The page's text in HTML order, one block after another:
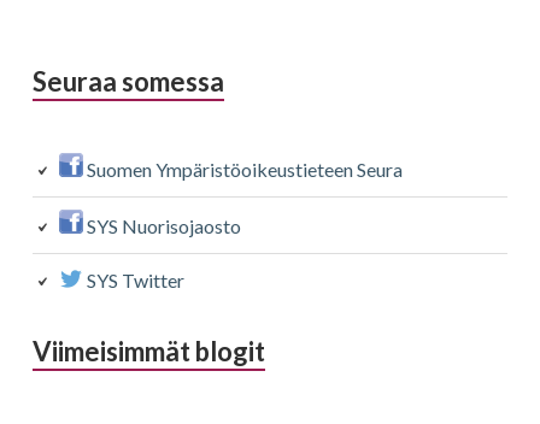
Seuraa somessa
Suomen Ympäristöoikeustieteen Seura
SYS Nuorisojaosto
SYS Twitter
Viimeisimmät blogit